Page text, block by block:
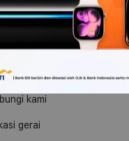
kami
gerai